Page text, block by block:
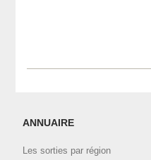
ANNUAIRE
Les sorties par région